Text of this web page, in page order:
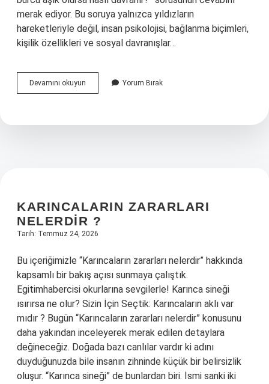
merak ediyor. Bu soruya yalnızca yıldızların
hareketleriyle değil, insan psikolojisi, bağlanma biçimleri,
kişilik özellikleri ve sosyal davranışlar…
Devamını okuyun
burcu
nasıl
Yorum Bırak
KARINCALARIN ZARARLARI
NELERDIR ?
Tarih: Temmuz 24, 2026
Bu içeriğimizle “Karıncaların zararları nelerdir” hakkında
kapsamlı bir bakış açısı sunmaya çalıştık.
Egitimhabercisi okurlarına sevgilerle! Karınca sineği
ısırırsa ne olur? Sizin İçin Seçtik: Karıncaların aklı var
mıdır ? Bugün “Karıncaların zararları nelerdir” konusunu
daha yakından inceleyerek merak edilen detaylara
değineceğiz. Doğada bazı canlılar vardır ki adını
duyduğunuzda bile insanın zihninde küçük bir belirsizlik
oluşur. “Karınca sineği” de bunlardan biri. İsmi sanki iki